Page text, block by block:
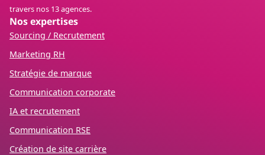
travers nos 13 agences.
Nos expertises
Sourcing / Recrutement
Marketing RH
Stratégie de marque
Communication corporate
IA et recrutement
Communication RSE
Création de site carrière